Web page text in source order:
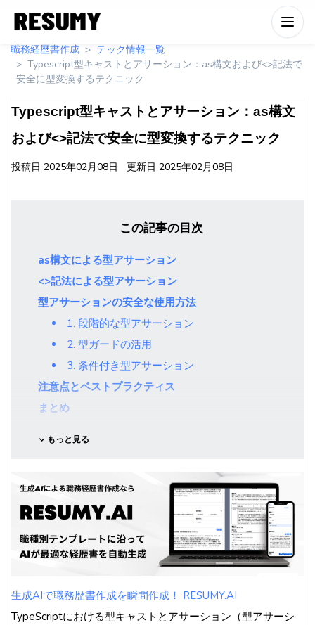
職務経歴書作成
テック情報一覧
Typescript型キャストとアサーション：as構文および<>記法で
安全に型変換するテクニック
Typescript型キャストとアサーション：as構文
および<>記法で安全に型変換するテクニック
投稿日 2025年02月08日 更新日 2025年02月08日
この記事の目次
as構文による型アサーション
<>記法による型アサーション
型アサーションの安全な使用方法
1. 段階的な型アサーション
2. 型ガードの活用
3. 条件付き型アサーション
注意点とベストプラクティス
まとめ
もっと見る
生成AIで職務歴書作成を瞬間作成！ RESUMY.AI
TypeScriptにおける型キャストとアサーション（型アサーシ